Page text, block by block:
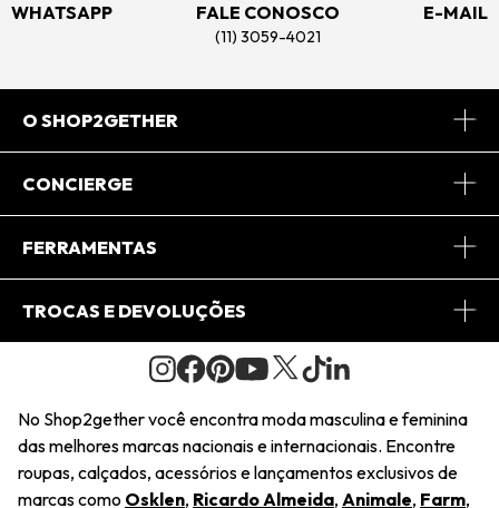
WHATSAPP FALE CONOSCO
(11) 3059-4021
E-MAIL
O SHOP2GETHER
Sobre Nós
Journal
Saiu na Mídia
CONCIERGE
Central de Relacionamento
Regulamento e Promoções
FERRAMENTAS
Minha Conta
Pedido de Presente
Wishlist
TROCAS E DEVOLUÇÕES
Condições Gerais
Troca Fácil
Restituição de Pagamento
No Shop2gether você encontra moda masculina e feminina
das melhores marcas nacionais e internacionais. Encontre
roupas, calçados, acessórios e lançamentos exclusivos de
marcas como Osklen, Ricardo Almeida, Animale, Farm,